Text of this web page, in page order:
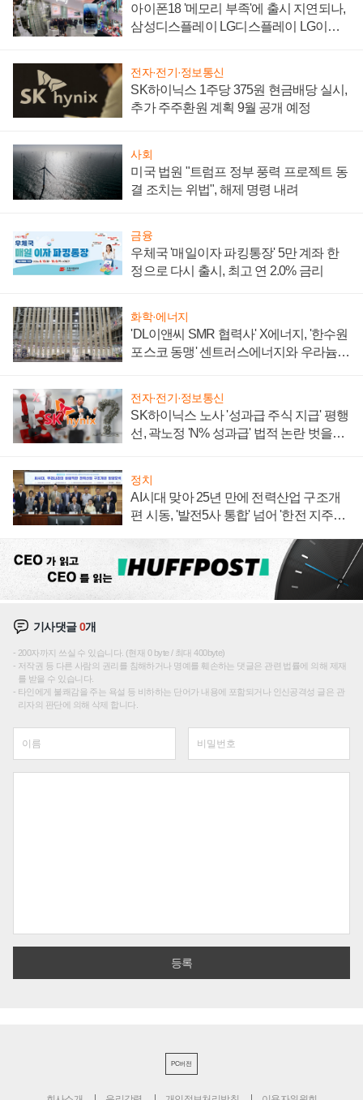
아이폰18 '메모리 부족'에 출시 지연되나,
삼성디스플레이 LG디스플레이 LG이노
전자·전기·정보통신
SK하이닉스 1주당 375원 현금배당 실시,
추가 주주환원 계획 9월 공개 예정
사회
미국 법원 "트럼프 정부 풍력 프로젝트 동
결 조치는 위법", 해제 명령 내려
금융
우체국 '매일이자 파킹통장' 5만 계좌 한
정으로 다시 출시, 최고 연 2.0% 금리
화학·에너지
'DL이앤씨 SMR 협력사' X에너지, '한수원
포스코 동맹' 센트러스에너지와 우라늄
전자·전기·정보통신
SK하이닉스 노사 '성과급 주식 지급' 평행
선, 곽노정 'N% 성과급' 법적 논란 벗을지
정치
AI시대 맞아 25년 만에 전력산업 구조개
편 시동, '발전5사 통합' 넘어 '한전 지주사'
기사댓글0개
200자까지 쓰실 수 있습니다. (현재 0 byte / 최대 400byte)
저작권 등 다른 사람의 권리를 침해하거나 명예를 훼손하는 댓글은 관련 법률에 의해 제재
를 받을 수 있습니다.
타인에게 불쾌감을 주는 욕설 등 비하하는 단어가 내용에 포함되거나 인신공격성 글은 관
리자의 판단에 의해 삭제 합니다.
PC버전